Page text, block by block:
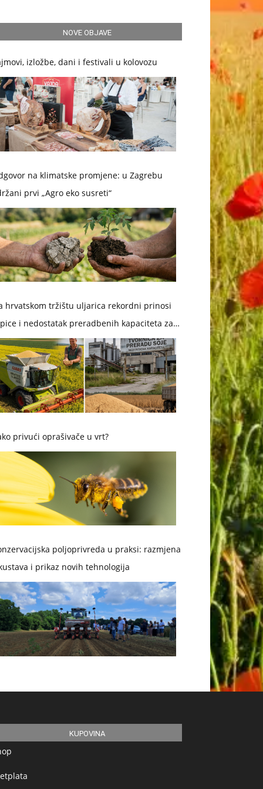
NOVE OBJAVE
izložbe, dani i festivali u kolovozu
na klimatske promjene: u Zagrebu
prvi „Agro eko susreti“
hrvatskom tržištu uljarica rekordni prinosi
i nedostatak preradbenih kapaciteta za
privući oprašivače u vrt?
poljoprivreda u praksi: razmjena
i prikaz novih tehnologija
KUPOVINA